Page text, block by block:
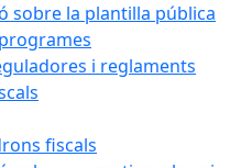
sobre la plantilla pública
i reglaments
fiscals